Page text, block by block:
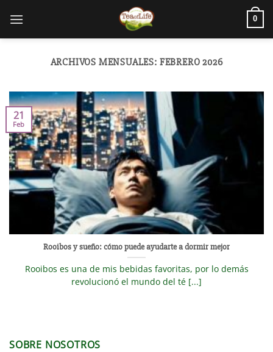
0
ARCHIVOS MENSUALES: FEBRERO 2026
Rooibos y sueño: cómo puede ayudarte a dormir mejor
Rooibos es una de mis bebidas favoritas, por lo demás
revolucionó el mundo del té [...]
21
Feb
SOBRE NOSOTROS